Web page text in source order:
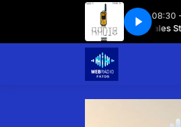
08:30
Campeiro - AO VIVO com Thales
Um Novo Jeito de Ouvir Rádio